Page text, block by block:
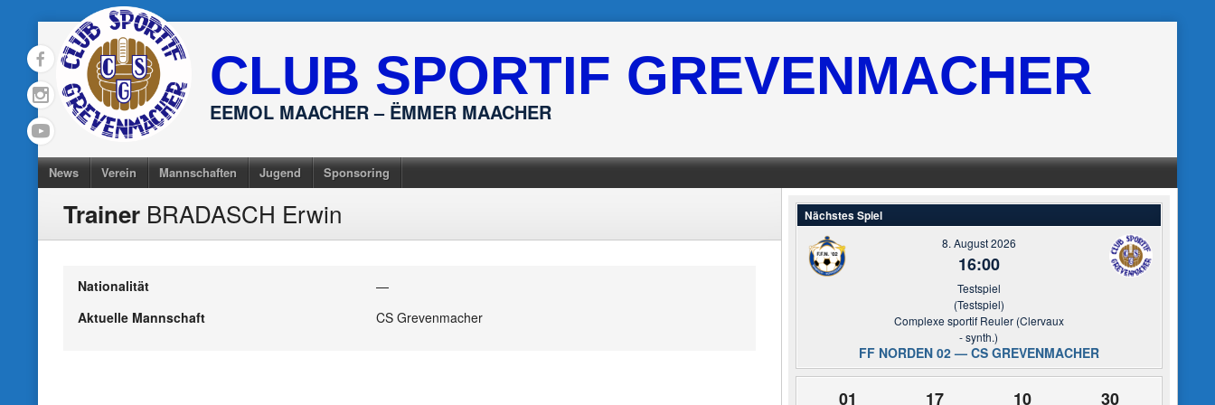
to
content
CLUB SPORTIF GREVENMACHER
EEMOL MAACHER – ËMMER MAACHER
News Verein Mannschaften Jugend Sponsoring
Trainer BRADASCH Erwin
Nationalität
—
Aktuelle Mannschaft
CS Grevenmacher
Nächstes Spiel
8. August 2026
16:00
Testspiel
(Testspiel)
Complexe sportif Reuler (Clervaux
- synth.)
FF NORDEN 02 — CS GREVENMACHER
01 17 10 29